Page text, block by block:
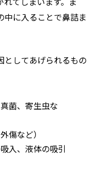
中に入ることで鼻詰ま
としてあげられるもの
菌、寄生虫な
傷など）
入、液体の吸引